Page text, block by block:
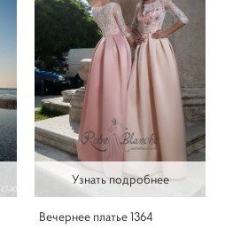
Узнать подробнее
Вечернее платье 1364